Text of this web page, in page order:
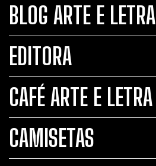
BLOG ARTE E LETRA
EDITORA
CAFÉ ARTE E LETRA
CAMISETAS